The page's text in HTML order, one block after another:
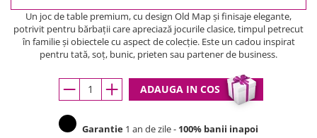
Un joc de table premium, cu design Old Map și finisaje elegante,
potrivit pentru bărbații care apreciază jocurile clasice, timpul petrecut
în familie și obiectele cu aspect de colecție. Este un cadou inspirat
pentru tată, soț, bunic, prieten sau partener de business.
ADAUGA IN COS
Garantie 1 an de zile - 100% banii inapoi